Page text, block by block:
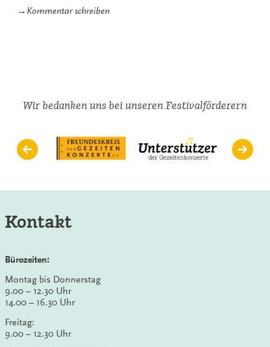
→ Kommentar schreibenzu
die
Wir bedanken uns bei unseren Festivalförderern
Kontakt
Bürozeiten:
Montag bis Donnerstag
9.00 – 12.30 Uhr
14.00 – 16.30 Uhr
Freitag:
9.00 – 12.30 Uhr